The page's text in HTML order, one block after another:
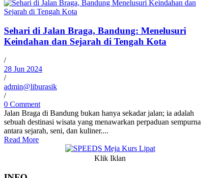
Sehari di Jalan Braga, Bandung: Menelusuri
Keindahan dan Sejarah di Tengah Kota
/
28 Jun 2024
/
admin@liburasik
/
0 Comment
Jalan Braga di Bandung bukan hanya sekadar jalan; ia adalah
sebuah destinasi wisata yang menawarkan perpaduan sempurna
antara sejarah, seni, dan kuliner....
Read More
Klik Iklan